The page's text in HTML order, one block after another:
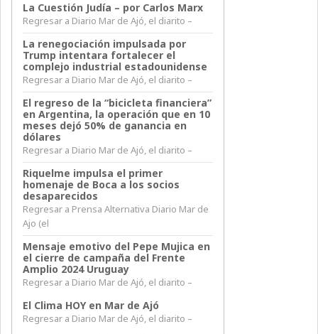
La Cuestión Judía – por Carlos Marx
Regresar a Diario Mar de Ajó, el diarito –
La renegociación impulsada por
Trump intentara fortalecer el
complejo industrial estadounidense
Regresar a Diario Mar de Ajó, el diarito –
El regreso de la “bicicleta financiera”
en Argentina, la operación que en 10
meses dejó 50% de ganancia en
dólares
Regresar a Diario Mar de Ajó, el diarito –
Riquelme impulsa el primer
homenaje de Boca a los socios
desaparecidos
Regresar a Prensa Alternativa Diario Mar de
Ajo (el
Mensaje emotivo del Pepe Mujica en
el cierre de campaña del Frente
Amplio 2024 Uruguay
Regresar a Diario Mar de Ajó, el diarito –
El Clima HOY en Mar de Ajó
Regresar a Diario Mar de Ajó, el diarito –